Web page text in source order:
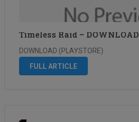
Timeless Raid – DOWNLOAD
DOWNLOAD (PLAYSTORE)
FULL ARTICLE